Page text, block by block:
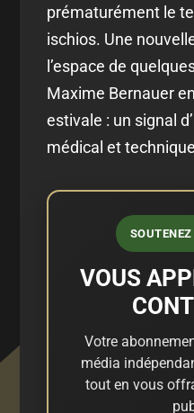
prématurément le
ischios. Une
l’espace de
Maxime Bernauer
estivale : un signal
médical et
VOUS
Votre
média
tout en vous